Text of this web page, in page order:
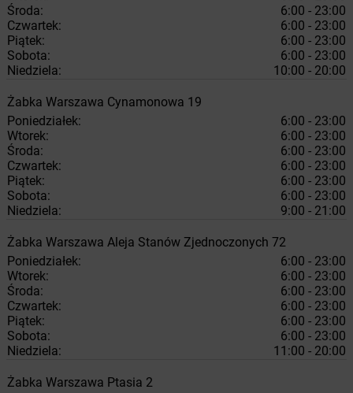
Środa:
6:00 - 23:00
Czwartek:
6:00 - 23:00
Piątek:
6:00 - 23:00
Sobota:
6:00 - 23:00
Niedziela:
10:00 - 20:00
Żabka Warszawa Cynamonowa 19
Poniedziałek:
6:00 - 23:00
Wtorek:
6:00 - 23:00
Środa:
6:00 - 23:00
Czwartek:
6:00 - 23:00
Piątek:
6:00 - 23:00
Sobota:
6:00 - 23:00
Niedziela:
9:00 - 21:00
Żabka Warszawa Aleja Stanów Zjednoczonych 72
Poniedziałek:
6:00 - 23:00
Wtorek:
6:00 - 23:00
Środa:
6:00 - 23:00
Czwartek:
6:00 - 23:00
Piątek:
6:00 - 23:00
Sobota:
6:00 - 23:00
Niedziela:
11:00 - 20:00
Żabka Warszawa Ptasia 2